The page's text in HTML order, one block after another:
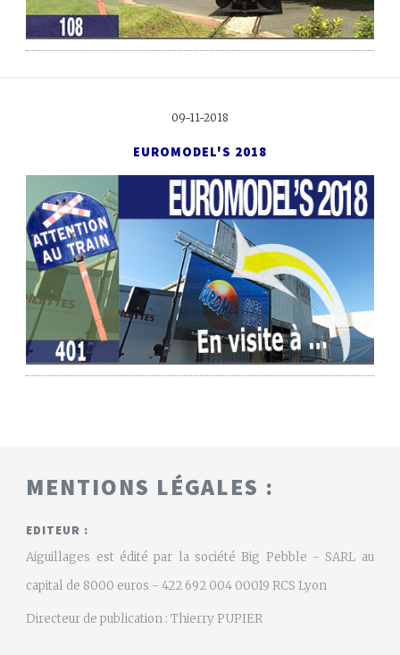
09-11-2018
EUROMODEL'S 2018
MENTIONS LÉGALES :
EDITEUR :
Aiguillages est édité par la société Big Pebble - SARL au
capital de 8000 euros - 422 692 004 00019 RCS Lyon
Directeur de publication : Thierry PUPIER